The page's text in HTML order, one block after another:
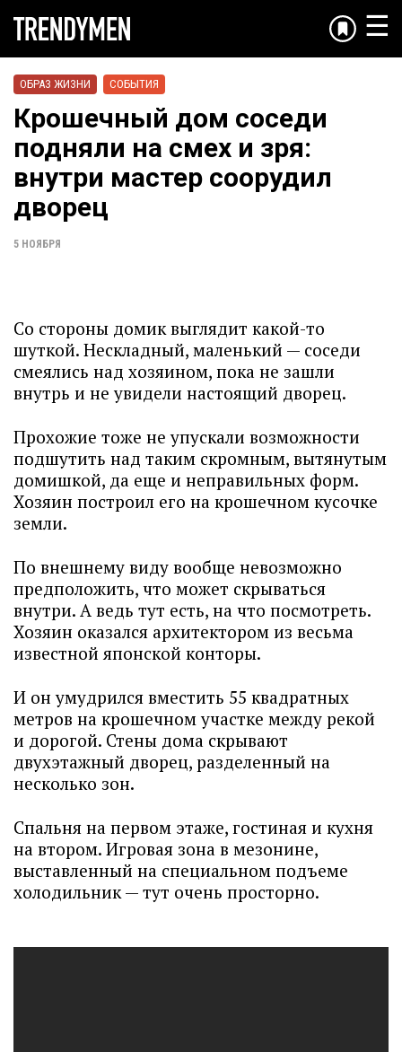
☰
ОБРАЗ ЖИЗНИ СОБЫТИЯ
Крошечный дом соседи
подняли на смех и зря:
внутри мастер соорудил
дворец
5 НОЯБРЯ
Со стороны домик выглядит какой-то
шуткой. Нескладный, маленький — соседи
смеялись над хозяином, пока не зашли
внутрь и не увидели настоящий дворец.
Прохожие тоже не упускали возможности
подшутить над таким скромным, вытянутым
домишкой, да еще и неправильных форм.
Хозяин построил его на крошечном кусочке
земли.
По внешнему виду вообще невозможно
предположить, что может скрываться
внутри. А ведь тут есть, на что посмотреть.
Хозяин оказался архитектором из весьма
известной японской конторы.
И он умудрился вместить 55 квадратных
метров на крошечном участке между рекой
и дорогой. Стены дома скрывают
двухэтажный дворец, разделенный на
несколько зон.
Спальня на первом этаже, гостиная и кухня
на втором. Игровая зона в мезонине,
выставленный на специальном подъеме
холодильник — тут очень просторно.